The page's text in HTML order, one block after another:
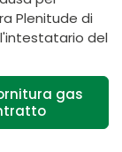
Plenitude di
del
gas